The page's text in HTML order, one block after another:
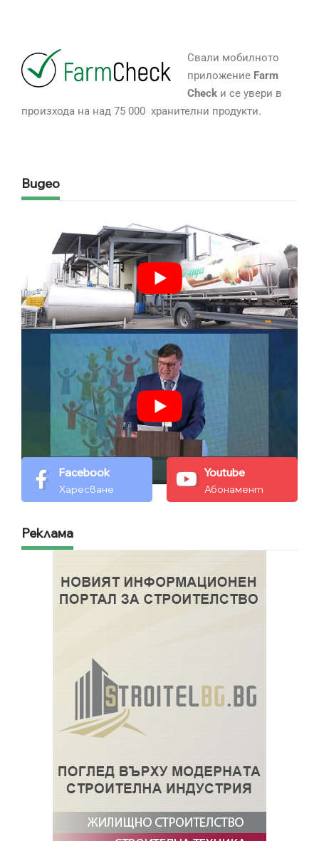
Свали мобилното
приложение Farm
Checkи се увери в
произхода на над 75 000 хранителни продукти.
Видео
Facebook
Харесване
Youtube
Абонамент
Реклама